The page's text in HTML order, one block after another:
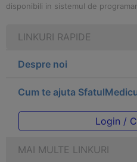
disponibili in sistemul de
LINKURI RAPIDE
Despre noi
Cum te ajuta
Login /
MAI MULTE LINKURI